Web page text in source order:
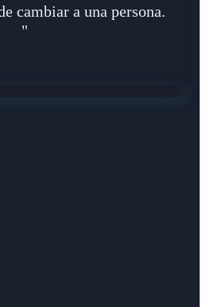
cambiar a una persona.
"